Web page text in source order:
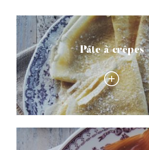
Pâte à crêpes